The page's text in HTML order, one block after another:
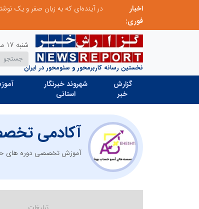
اخبار
فوری:
نخستین رسانه کاربرمحور و سئومحور در ایران
شنبه 17 مرداد 1405
گزارش
خبر
شهروند خبرنگار
استانی
آکادمی
آموزش تخصصی دوره های